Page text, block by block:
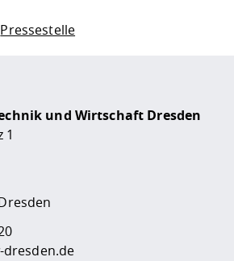
Pressestelle
und Wirtschaft Dresden
1